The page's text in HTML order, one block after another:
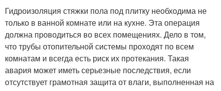
Гидроизоляция стяжки пола под плитку необходима не
только в ванной комнате или на кухне. Эта операция
должна проводиться во всех помещениях. Дело в том,
что трубы отопительной системы проходят по всем
комнатам и всегда есть риск их протекания. Такая
авария может иметь серьезные последствия, если
отсутствует грамотная защита от влаги, выполненная на